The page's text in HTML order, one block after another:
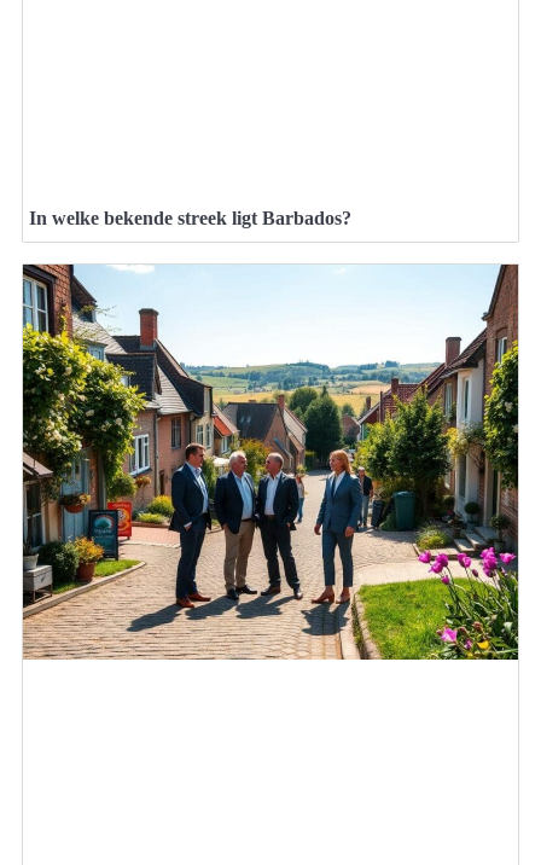
In welke bekende streek ligt Barbados?